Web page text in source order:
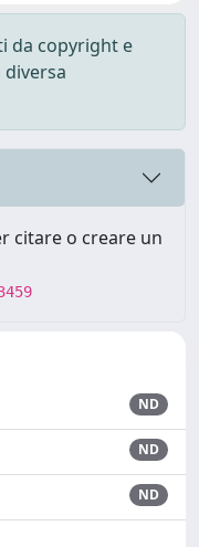
da copyright e
citare o creare un
ND
ND
ND